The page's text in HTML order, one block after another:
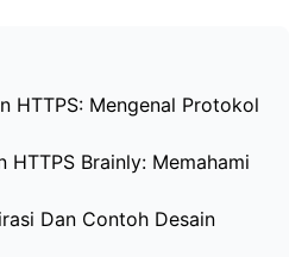
HTTPS: Mengenal Protokol
HTTPS Brainly: Memahami
Dan Contoh Desain